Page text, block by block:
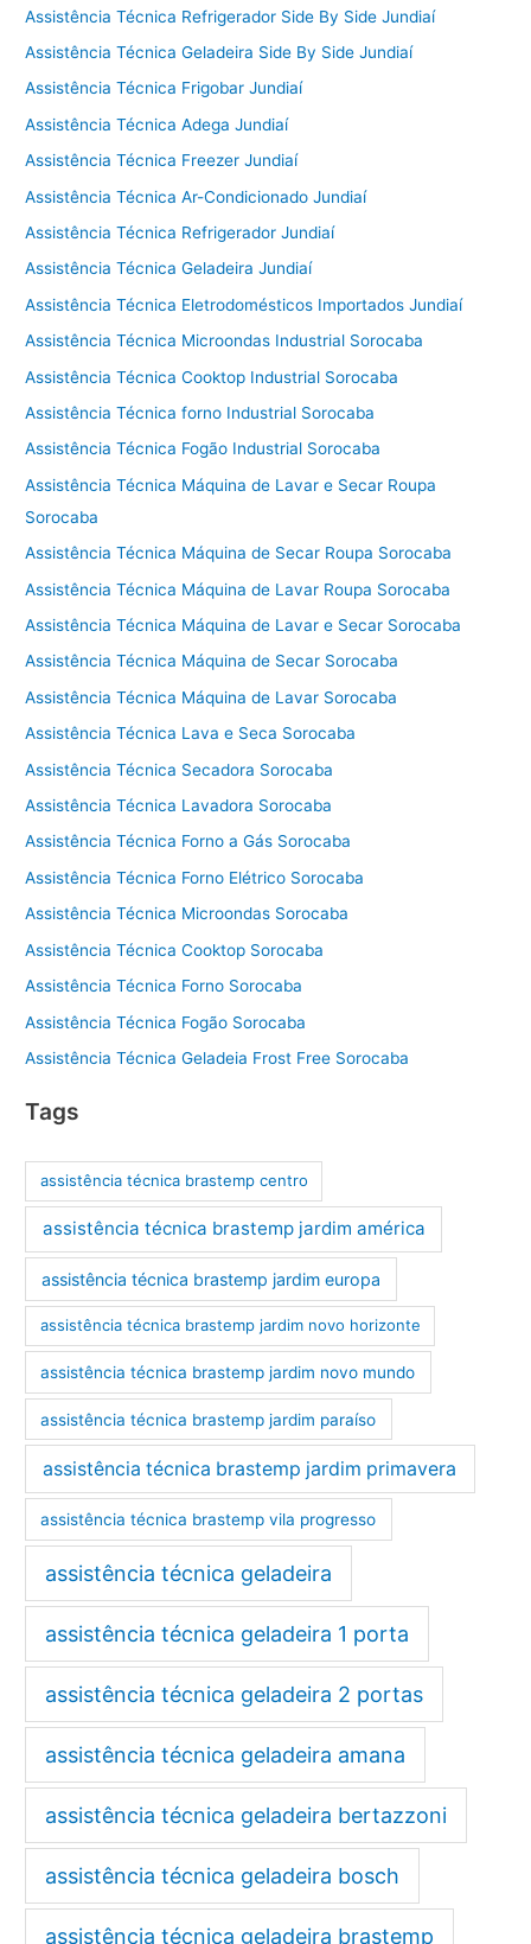
Assistência Técnica Refrigerador Side By Side Jundiaí
Assistência Técnica Geladeira Side By Side Jundiaí
Assistência Técnica Frigobar Jundiaí
Assistência Técnica Adega Jundiaí
Assistência Técnica Freezer Jundiaí
Assistência Técnica Ar-Condicionado Jundiaí
Assistência Técnica Refrigerador Jundiaí
Assistência Técnica Geladeira Jundiaí
Assistência Técnica Eletrodomésticos Importados Jundiaí
Assistência Técnica Microondas Industrial Sorocaba
Assistência Técnica Cooktop Industrial Sorocaba
Assistência Técnica forno Industrial Sorocaba
Assistência Técnica Fogão Industrial Sorocaba
Assistência Técnica Máquina de Lavar e Secar Roupa
Sorocaba
Assistência Técnica Máquina de Secar Roupa Sorocaba
Assistência Técnica Máquina de Lavar Roupa Sorocaba
Assistência Técnica Máquina de Lavar e Secar Sorocaba
Assistência Técnica Máquina de Secar Sorocaba
Assistência Técnica Máquina de Lavar Sorocaba
Assistência Técnica Lava e Seca Sorocaba
Assistência Técnica Secadora Sorocaba
Assistência Técnica Lavadora Sorocaba
Assistência Técnica Forno a Gás Sorocaba
Assistência Técnica Forno Elétrico Sorocaba
Assistência Técnica Microondas Sorocaba
Assistência Técnica Cooktop Sorocaba
Assistência Técnica Forno Sorocaba
Assistência Técnica Fogão Sorocaba
Assistência Técnica Geladeia Frost Free Sorocaba
Tags
assistência técnica brastemp centro
assistência técnica brastemp jardim américa
assistência técnica brastemp jardim europa
assistência técnica brastemp jardim novo horizonte
assistência técnica brastemp jardim novo mundo
assistência técnica brastemp jardim paraíso
assistência técnica brastemp jardim primavera
assistência técnica brastemp vila progresso
assistência técnica geladeira
assistência técnica geladeira 1 porta
assistência técnica geladeira 2 portas
assistência técnica geladeira amana
assistência técnica geladeira bertazzoni
assistência técnica geladeira bosch
assistência técnica geladeira brastemp